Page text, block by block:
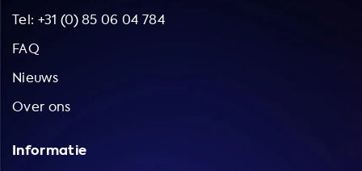
Tel: +31 (0) 85 06 04 784
FAQ
Nieuws
Over ons
Informatie